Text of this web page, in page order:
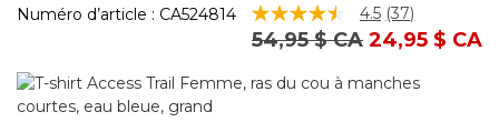
Numéro d’article : CA524814 5 sur 5 Évaluation des clients
4.5 Lire
les
37
Lien
(37)
Prix réduit de
54,95 $ CAà24,95 $ CA